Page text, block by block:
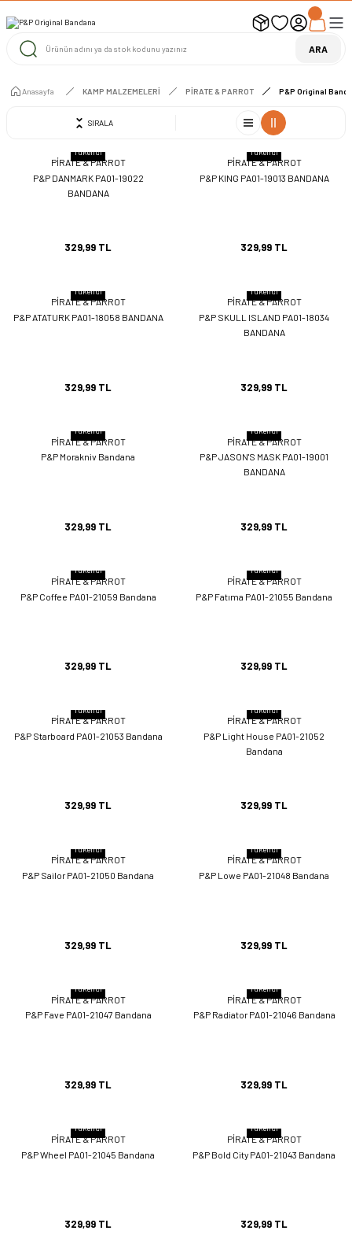
UYARI ! KARGOLAR 13 TEMMUZ 2026 YAPILACAK
1000 TL ve Üzeri Ücretsiz Kargo 1000 TL ve Üzeri Ücretsiz Kargo ARA
Anasayfa KAMP MALZEMELERİ PİRATE & PARROT P&P Original
SIRALA
Tükendi
PİRATE & PARROT
P&P DANMARK PA01-19022
BANDANA
329,99 TL
Tükendi
PİRATE & PARROT
P&P KING PA01-19013 BANDANA
329,99 TL
Tükendi
PİRATE & PARROT
P&P ATATURK PA01-18058 BANDANA
329,99 TL
Tükendi
PİRATE & PARROT
P&P SKULL ISLAND PA01-18034
BANDANA
329,99 TL
Tükendi
PİRATE & PARROT
P&P Morakniv Bandana
329,99 TL
Tükendi
PİRATE & PARROT
P&P JASON'S MASK PA01-19001
BANDANA
329,99 TL
Tükendi
PİRATE & PARROT
P&P Coffee PA01-21059 Bandana
329,99 TL
Tükendi
PİRATE & PARROT
P&P Fatıma PA01-21055 Bandana
329,99 TL
Tükendi
PİRATE & PARROT
P&P Starboard PA01-21053 Bandana
329,99 TL
Tükendi
PİRATE & PARROT
P&P Light House PA01-21052
Bandana
329,99 TL
Tükendi
PİRATE & PARROT
P&P Sailor PA01-21050 Bandana
329,99 TL
Tükendi
PİRATE & PARROT
P&P Lowe PA01-21048 Bandana
329,99 TL
Tükendi
PİRATE & PARROT
P&P Fave PA01-21047 Bandana
329,99 TL
Tükendi
PİRATE & PARROT
P&P Radiator PA01-21046 Bandana
329,99 TL
Tükendi
PİRATE & PARROT
P&P Wheel PA01-21045 Bandana
329,99 TL
Tükendi
PİRATE & PARROT
P&P Bold City PA01-21043 Bandana
329,99 TL